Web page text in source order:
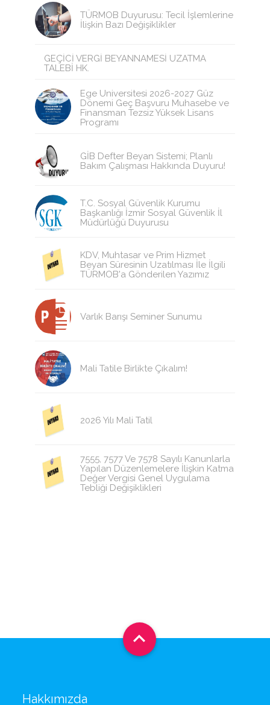
TÜRMOB Duyurusu: Tecil İşlemlerine
İlişkin Bazı Değişiklikler
GEÇİCİ VERGİ BEYANNAMESİ UZATMA
TALEBİ HK.
Ege Üniversitesi 2026-2027 Güz
Dönemi Geç Başvuru Muhasebe ve
Finansman Tezsiz Yüksek Lisans
Programı
GİB Defter Beyan Sistemi; Planlı
Bakım Çalışması Hakkında Duyuru!
T.C. Sosyal Güvenlik Kurumu
Başkanlığı İzmir Sosyal Güvenlik İl
Müdürlüğü Duyurusu
KDV, Muhtasar ve Prim Hizmet
Beyan Süresinin Uzatılması İle İlgili
TÜRMOB'a Gönderilen Yazımız
Varlık Barışı Seminer Sunumu
Mali Tatile Birlikte Çıkalım!
2026 Yılı Mali Tatil
7555, 7577 Ve 7578 Sayılı Kanunlarla
Yapılan Düzenlemelere İlişkin Katma
Değer Vergisi Genel Uygulama
Tebliği Değişiklikleri

Hakkımızda